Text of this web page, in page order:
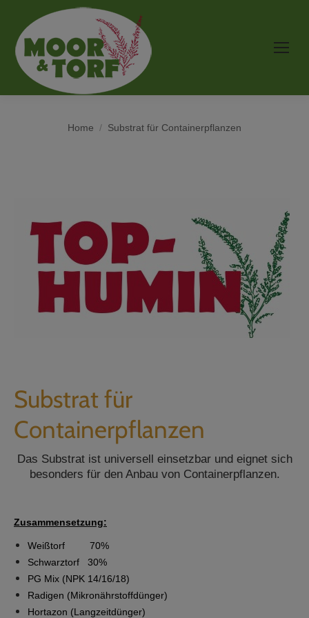
Home Substrat für Containerpflanzen
Substrat für
Containerpflanzen
Das Substrat ist universell einsetzbar und eignet sich
besonders für den Anbau von Containerpflanzen.
Zusammensetzung:
Weißtorf 70%
Schwarztorf 30%
PG Mix (NPK 14/16/18)
Radigen (Mikronährstoffdünger)
Hortazon (Langzeitdünger)